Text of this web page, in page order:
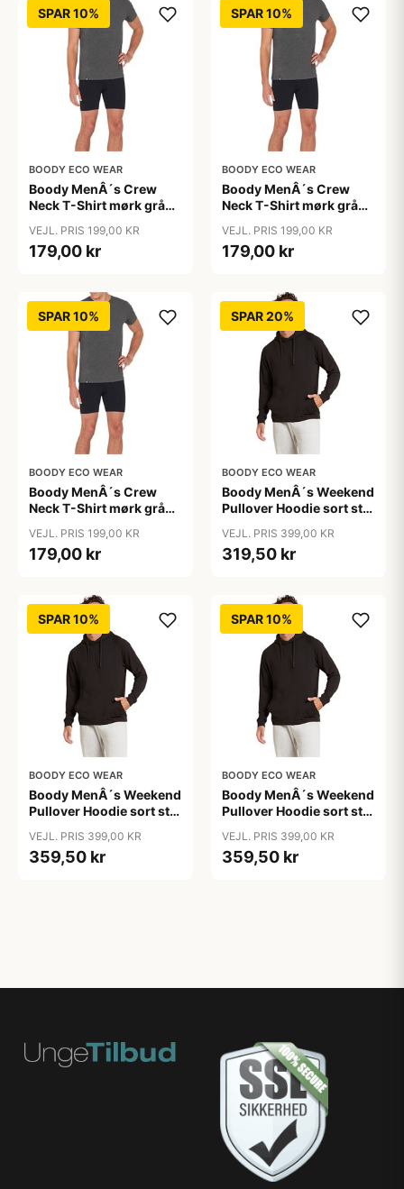
SPAR 10%
BOODY ECO WEAR
Boody MenÂ´s Crew
Neck T-Shirt mørk grå
VEJL. PRIS 199,00 KR
179,00 kr
SPAR 10%
BOODY ECO WEAR
Boody MenÂ´s Crew
Neck T-Shirt mørk grå
VEJL. PRIS 199,00 KR
179,00 kr
SPAR 10%
BOODY ECO WEAR
Boody MenÂ´s Crew
Neck T-Shirt mørk grå
VEJL. PRIS 199,00 KR
179,00 kr
SPAR 20%
BOODY ECO WEAR
Boody MenÂ´s Weekend
Pullover Hoodie sort str.
emballage )
VEJL. PRIS 399,00 KR
319,50 kr
SPAR 10%
BOODY ECO WEAR
Boody MenÂ´s Weekend
Pullover Hoodie sort str.
VEJL. PRIS 399,00 KR
359,50 kr
SPAR 10%
BOODY ECO WEAR
Boody MenÂ´s Weekend
Pullover Hoodie sort str.
VEJL. PRIS 399,00 KR
359,50 kr